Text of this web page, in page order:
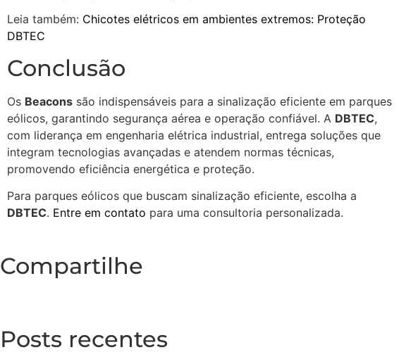
Leia também: Chicotes elétricos em ambientes extremos: Proteção
DBTEC
Conclusão
Os Beacons são indispensáveis para a sinalização eficiente em parques
eólicos, garantindo segurança aérea e operação confiável. A DBTEC,
com liderança em engenharia elétrica industrial, entrega soluções que
integram tecnologias avançadas e atendem normas técnicas,
promovendo eficiência energética e proteção.
Para parques eólicos que buscam sinalização eficiente, escolha a
DBTEC. Entre em contato para uma consultoria personalizada.
Compartilhe
Posts recentes